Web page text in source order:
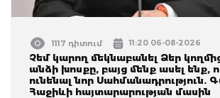
1117 դիտում 11:20 06-08-2026
Չեմ կարող մեկնաբանել Ձեր
անձի խոսքը, բայց մենք ասել ենք,
ունենալ նոր Սահմանադրություն.
Հաջիևի հայտարարության մասին